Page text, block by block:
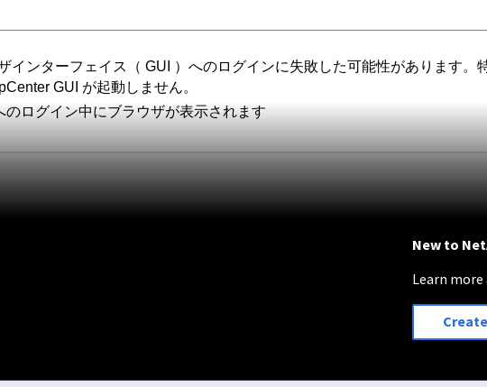
インターフェイス（ GUI ）へのログインに失敗した可能性があります。
GUI が起動しません。
のログイン中にブラウザが表示されます
New to
Learn